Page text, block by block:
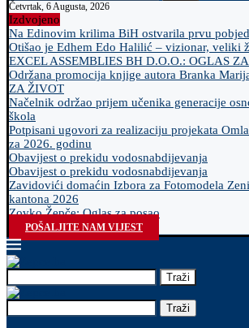
Četvrtak, 6 Augusta, 2026
Izdvojeno
Na Edinovim krilima BiH ostvarila prvu
Otišao je Edhem Edo Halilić – vizionar, veliki
EXCEL ASSEMBLIES BH D.O.O.: OGLAS
Održana promocija knjige autora Branka
ZA ŽIVOT
Načelnik održao prijem učenika generacije
škola
Potpisani ugovori za realizaciju projekata
za 2026. godinu
Obavijest o prekidu vodosnabdijevanja
Obavijest o prekidu vodosnabdijevanja
Zavidovići domaćin Izbora za Fotomodela
kantona 2026
Zovko Žepče: Oglas za posao
POŠALJITE NAM VIJEST
Traži
Traži